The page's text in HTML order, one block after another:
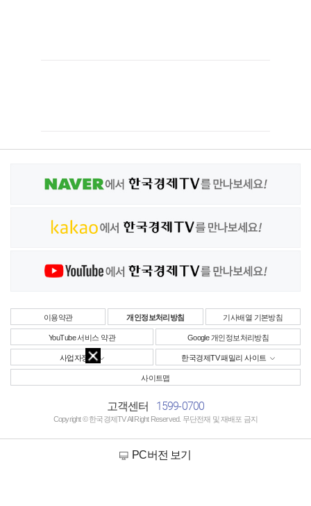
이용약관 개인정보처리방침 기사배열 기본방침
YouTube 서비스 약관 Google 개인정보처리방침
사업자정보 한국경제TV 패밀리 사이트
사이트맵
고객센터 1599-0700
Copyright © 한국경제TV All Right Reserved. 무단전재 및 재배포 금지
PC버전 보기